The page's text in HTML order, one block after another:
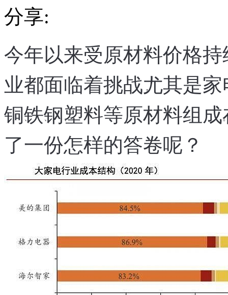
分享:
年
来，
受
材
料
格
持
涨
今年以来，
受原材料价格
业都面临着挑战 ，
尤其是
铜、
铁、
钢 、
塑料等原材料组成。
了一份怎样的答卷呢？